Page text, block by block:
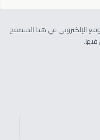
الإلكتروني في هذا المتصفح